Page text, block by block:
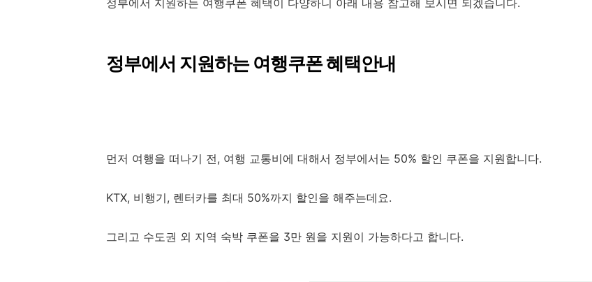
정부에서 지원하는 여행쿠폰 혜택이 다양하니 아래 내용 참고해 보시면 되겠습니다.
정부에서 지원하는 여행쿠폰 혜택안내
먼저 여행을 떠나기 전, 여행 교통비에 대해서 정부에서는 50% 할인 쿠폰을 지원합니다.
KTX, 비행기, 렌터카를 최대 50%까지 할인을 해주는데요.
그리고 수도권 외 지역 숙박 쿠폰을 3만 원을 지원이 가능하다고 합니다.